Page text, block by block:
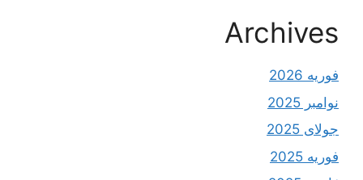
Archives
فوریه 2026
نوامبر 2025
جولای 2025
فوریه 2025